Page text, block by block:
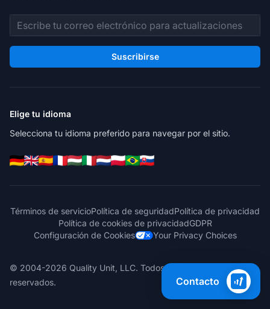
Dirección de correo electrónico
Suscribirse
Elige tu idioma
Selecciona tu idioma preferido para navegar por el sitio.
Términos de servicioPolítica de seguridadPolítica de privacidad
Política de cookies de privacidadGDPR
Configuración de Cookies
Your Privacy Choices
© 2004-2026 Quality Unit, LLC. Todos los derechos
reservados.
Contacto